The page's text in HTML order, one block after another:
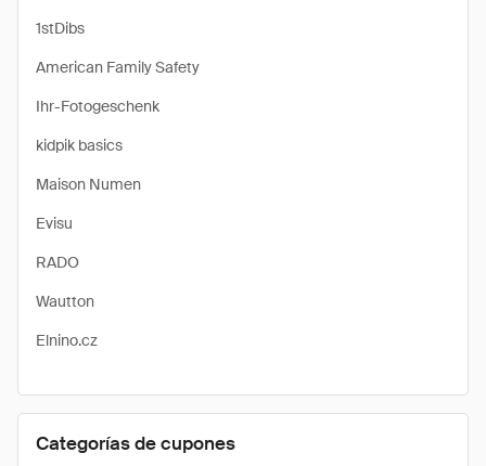
1stDibs
American Family Safety
Ihr-Fotogeschenk
kidpik basics
Maison Numen
Evisu
RADO
Wautton
Elnino.cz
Categorías de cupones